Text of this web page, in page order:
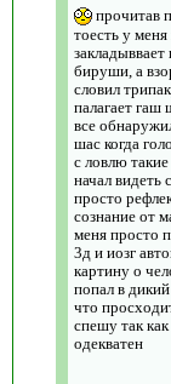
прочитав
тоесть у
бируши, а
словил
палагает гаш
все
шас когда
с ловлю
начал видеть
просто
сознание от
меня просто
3д и иозг
картину о
попал в
что
спешу так
одекватен